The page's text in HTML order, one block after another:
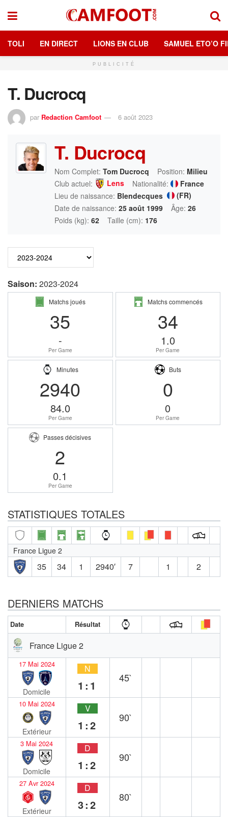
TOLI EN DIRECT LIONS EN CLUB SAMUEL ETO’O
PUBLICITÉ
T. Ducrocq
par Redaction Camfoot 6 août 2023
T. Ducrocq
Nom Complet: Tom Ducrocq Position: Milieu
Club actuel:
Lens Nationalité:
France
Lieu de naissance: Blendecques
(FR)
Date de naissance: 25 août 1999 Âge: 26
Poids (kg): 62 Taille (cm): 176
Saison: 2023-2024
Matchs joués
35
-
Per Game
Matchs commencés
34
1.0
Per Game
Minutes
2940
84.0
Per Game
Buts
0
0
Per Game
Passes décisives
2
0.1
Per Game
STATISTIQUES TOTALES
France Ligue 2
35 34 1 2940′ 7 1 2
DERNIERS MATCHS
Date Résultat
France Ligue 2
17 Mai 2024
Domicile
N
1:1
45`
10 Mai 2024
Extérieur
V
1:2
90`
3 Mai 2024
Domicile
D
1:2
90`
27 Avr 2024
Extérieur
D
3:2
80`